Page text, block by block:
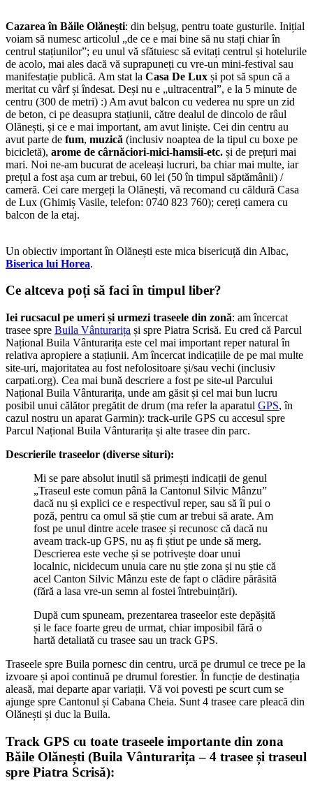
Cazarea în Băile Olănești: din belșug, pentru toate gusturile. Inițial
voiam să numesc articolul „de ce e mai bine să nu stați chiar în
centrul stațiunilor”; eu unul vă sfătuiesc să evitați centrul și hotelurile
de acolo, mai ales dacă vă suprapuneți cu vre-un mini-festival sau
manifestație publică. Am stat la Casa De Lux și pot să spun că a
meritat cu vârf și îndesat. Deși nu e „ultracentral”, e la 5 minute de
centru (300 de metri) :) Am avut balcon cu vederea nu spre un zid
de beton, ci pe deasupra stațiunii, către dealul de dincolo de râul
Olănești, și ce e mai important, am avut liniște. Cei din centru au
avut parte de fum, muzică (inclusiv noaptea de la tipul cu boxe pe
bicicletă), arome de cârnăciori-mici-hamsii-etc. și de prețuri mai
mari. Noi ne-am bucurat de aceleași lucruri, ba chiar mai multe, iar
prețul a fost așa cum ar trebui, 60 lei (50 în timpul săptămânii) /
cameră. Cei care mergeți la Olănești, vă recomand cu căldură Casa
de Lux (Ghimiș Vasile, telefon: 0740 823 760); cereți camera cu
balcon de la etaj.
Un obiectiv important în Olănești este mica bisericuță din Albac,
Biserica lui Horea.
Ce altceva poți să faci în timpul liber?
Iei rucsacul pe umeri și urmezi traseele din zonă: am încercat
trasee spre Buila Vânturarița și spre Piatra Scrisă. Eu cred că Parcul
Național Buila Vânturarița este cel mai important reper natural în
relativa apropiere a stațiunii. Am încercat indicațiile de pe mai multe
site-uri, majoritatea au fost nefolositoare și/sau vechi (inclusiv
carpati.org). Cea mai bună descriere a fost pe site-ul Parcului
Național Buila Vânturarița, unde am găsit și cel mai bun lucru
posibil unui călător pregătit de drum (ma refer la aparatul GPS, în
cazul nostru un aparat Garmin): track-urile GPS cu accesul spre
Parcul Național Buila Vânturarița și alte trasee din parc.
Descrierile traseelor (diverse situri):
Mi se pare absolut inutil să primești indicații de genul
„Traseul este comun până la Cantonul Silvic Mânzu”
dacă nu și explici ce e respectivul reper, sau să îi pui o
poză, pentru ca omul să știe cum ar trebui să arate. Am
fost pe unul dintre acele trasee și recunosc că dacă nu
aveam track-up GPS, nu aș fi știut pe unde să merg.
Descrierea este veche și se potrivește doar unui
localnic, nicidecum unuia care nu știe zona și nu știe că
acel Canton Silvic Mânzu este de fapt o clădire părăsită
(fără a lasa vre-un semn al fostei întrebuințări).
După cum spuneam, prezentarea traseelor este depășită
și le face foarte greu de urmat, chiar imposibil fără o
hartă detaliată cu trasee sau un track GPS.
Traseele spre Buila pornesc din centru, urcă pe drumul ce trece pe la
izvoare și apoi continuă pe drumul forestier. În funcție de destinația
aleasă, mai departe apar variații. Vă voi povesti pe scurt cum se
ajunge spre Cantonul și Cabana Cheia. Sunt 4 trasee care pleacă din
Olănești și duc la Buila.
Track GPS cu toate traseele importante din zona
Băile Olănești (Buila Vânturarița – 4 trasee și traseul
spre Piatra Scrisă):